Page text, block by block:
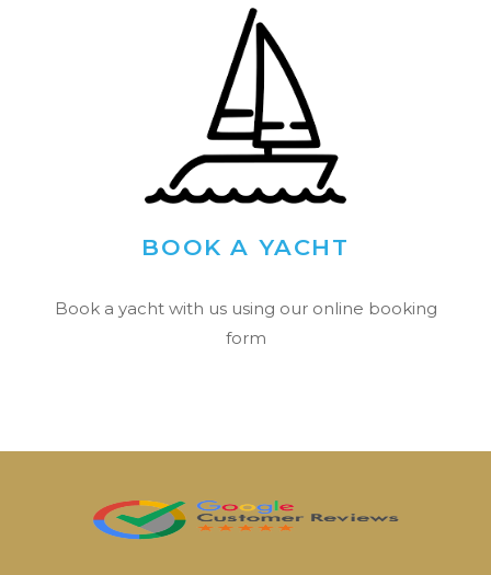
BOOK A YACHT
Book a yacht with us using our online booking
form